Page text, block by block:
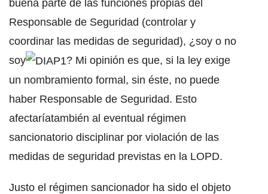
buena parte de las funciones propias del
Responsable de Seguridad (controlar y
coordinar las medidas de seguridad), ¿soy o no
soy
? Mi opinión es que, si la ley exige
un nombramiento formal, sin éste, no puede
haber Responsable de Seguridad. Esto
afectaríatambién al eventual régimen
sancionatorio disciplinar por violación de las
medidas de seguridad previstas en la LOPD.
Justo el régimen sancionador ha sido el objeto